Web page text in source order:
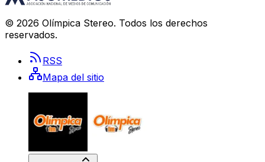
© 2026 Olímpica Stereo. Todos los derechos
reservados.
RSS
Mapa del sitio